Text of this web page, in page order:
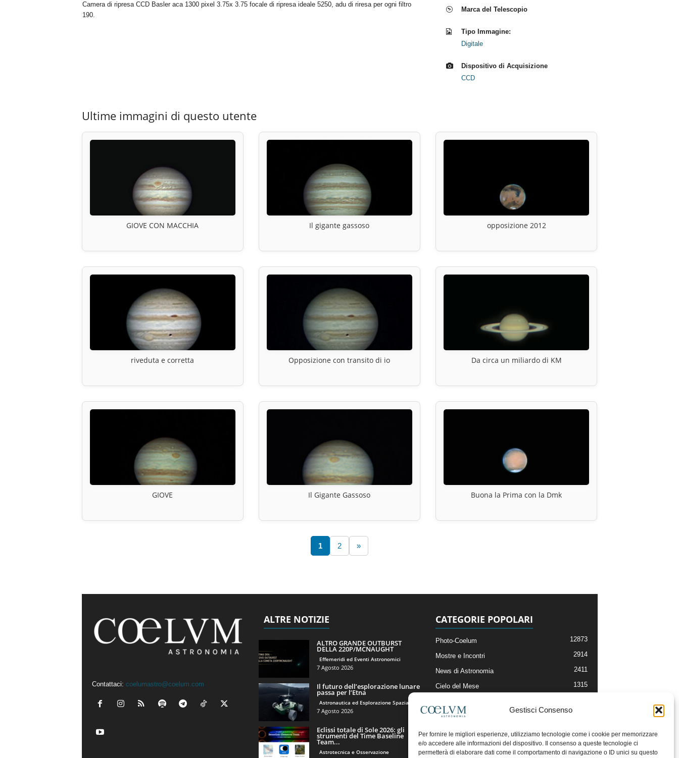
Gestisci Consenso
Per fornire le migliori esperienze, utilizziamo tecnologie come i cookie per memorizzare
e/o accedere alle informazioni del dispositivo. Il consenso a queste tecnologie ci
permetterà di elaborare dati come il comportamento di navigazione o ID unici su questo
Camera di ripresa CCD Basler aca 1300 pixel 3.75x 3.75 focale di ripresa ideale 5250, adu di riresa per ogni filtro
190.
Marca del Telescopio
Tipo Immagine:
Digitale
Dispositivo di Acquisizione
CCD
Ultime immagini di questo utente
GIOVE CON MACCHIA Il gigante gassoso opposizione 2012
riveduta e corretta Opposizione con transito di io Da circa un miliardo di KM
GIOVE Il Gigante Gassoso Buona la Prima con la Dmk
1 2 »
Contattaci: coelumastro@coelum.com
ALTRE NOTIZIE
ALTRO GRANDE OUTBURST
DELLA 220P/MCNAUGHT
Effemeridi ed Eventi Astronomici
7 Agosto 2026
Il futuro dell’esplorazione lunare
passa per l’Etna
Astronautica ed Esplorazione Spaziale
7 Agosto 2026
Eclissi totale di Sole 2026: gli
strumenti del Time Baseline
Team...
Astrotecnica e Osservazione
CATEGORIE POPOLARI
Photo-Coelum 12873
Mostre e Incontri 2914
News di Astronomia 2411
Cielo del Mese 1315
Articoli e Risorse On-Line
Il Blog della Redazione